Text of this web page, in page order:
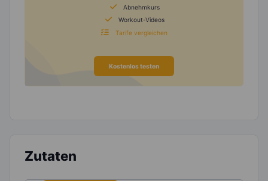
Abnehmkurs
Workout-Videos
Tarife vergleichen
Kostenlos testen
Zutaten